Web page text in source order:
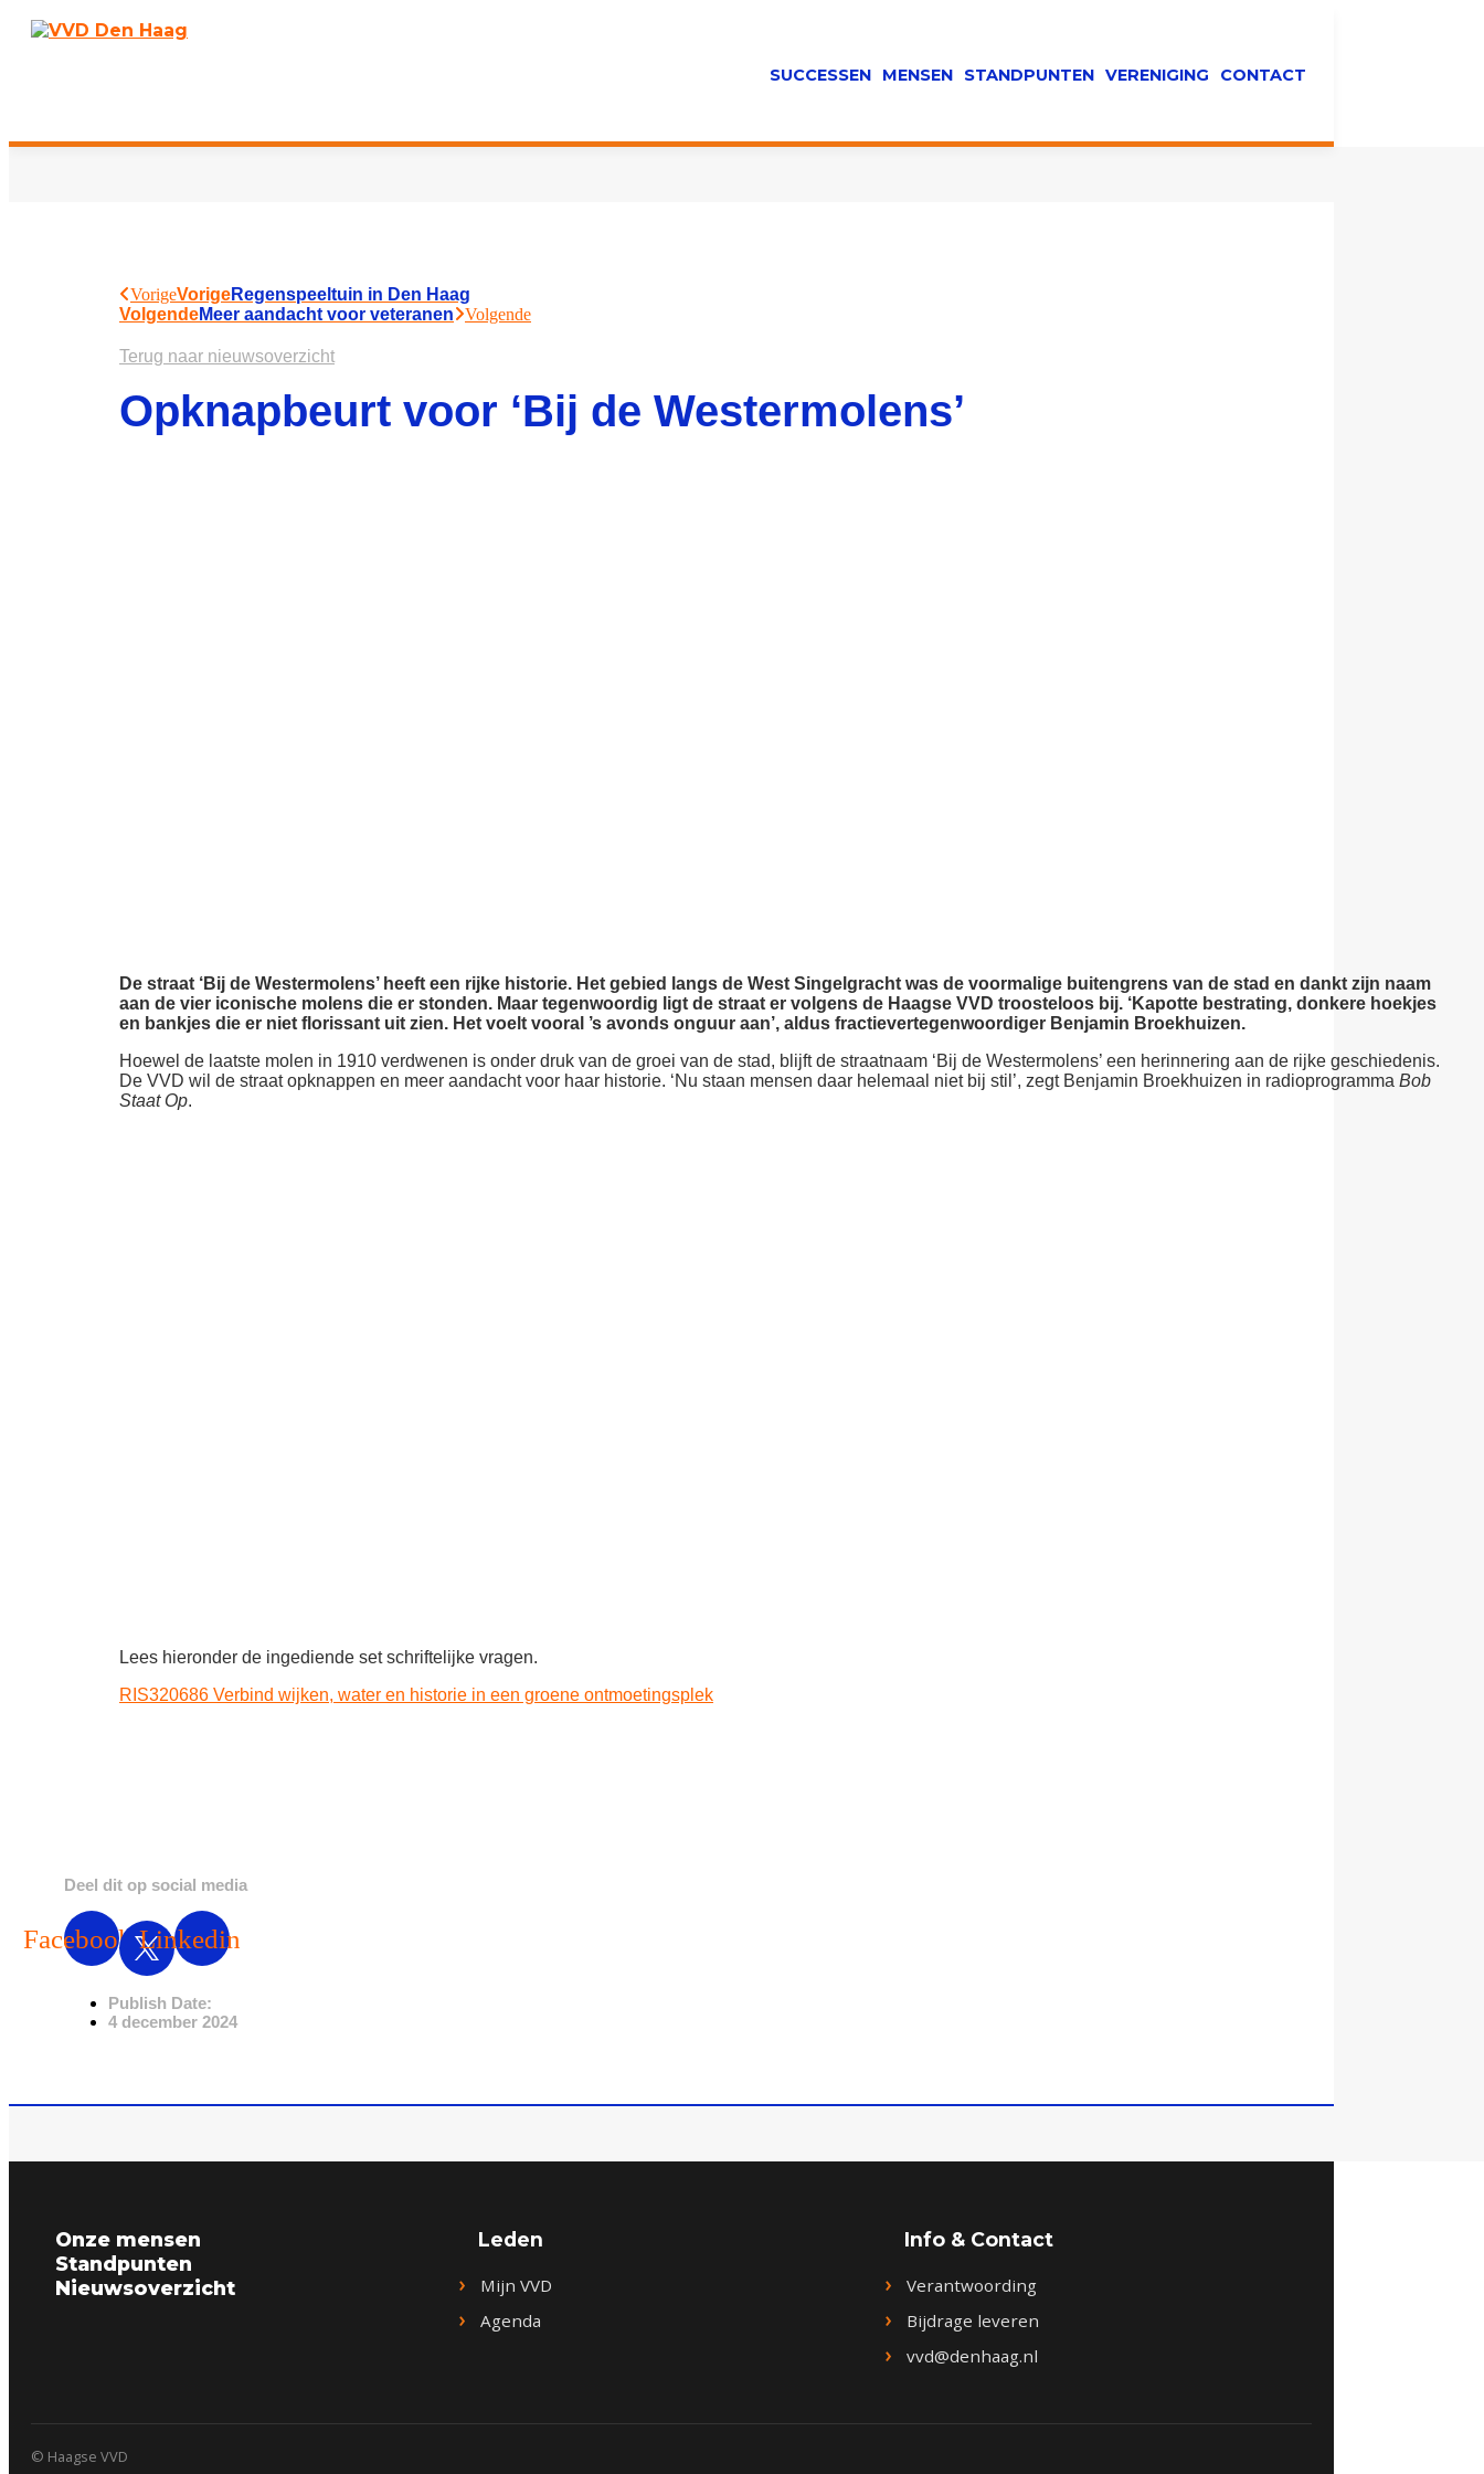
SUCCESSEN MENSEN STANDPUNTEN VERENIGING CONTACT
VorigeVorigeRegenspeeltuin in Den Haag
VolgendeMeer aandacht voor veteranen Volgende
Terug naar nieuwsoverzicht
Opknapbeurt voor ‘Bij de Westermolens’
De straat ‘Bij de Westermolens’ heeft een rijke historie. Het gebied langs de West Singelgracht was de voormalige buitengrens van de stad en dankt zijn naam
aan de vier iconische molens die er stonden. Maar tegenwoordig ligt de straat er volgens de Haagse VVD troosteloos bij. ‘Kapotte bestrating, donkere hoekjes
en bankjes die er niet florissant uit zien. Het voelt vooral ’s avonds onguur aan’, aldus fractievertegenwoordiger Benjamin Broekhuizen.
Hoewel de laatste molen in 1910 verdwenen is onder druk van de groei van de stad, blijft de straatnaam ‘Bij de Westermolens’ een herinnering aan de rijke geschiedenis.
De VVD wil de straat opknappen en meer aandacht voor haar historie. ‘Nu staan mensen daar helemaal niet bij stil’, zegt Benjamin Broekhuizen in radioprogramma Bob
Staat Op.
Lees hieronder de ingediende set schriftelijke vragen.
RIS320686 Verbind wijken, water en historie in een groene ontmoetingsplek
Deel dit op social media
Facebook Linkedin
Publish Date:
4 december 2024
Onze mensen
Standpunten
Nieuwsoverzicht
Leden
Mijn VVD
Agenda
Info & Contact
Verantwoording
Bijdrage leveren
vvd@denhaag.nl
© Haagse VVD